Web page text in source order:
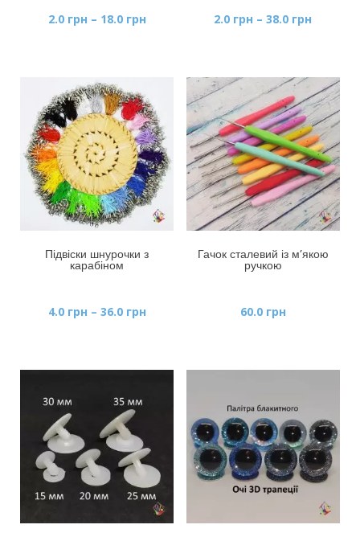
2.0 грн – 18.0 грнДіапазон
18.0 грн
2.0 грн – 38.0 грн
до
38.0 грн
Підвіски шнурочки з
карабіном
4.0 грн – 36.0 грнДіапазон
Гачок сталевий із м’якою
ручкою
60.0 грн